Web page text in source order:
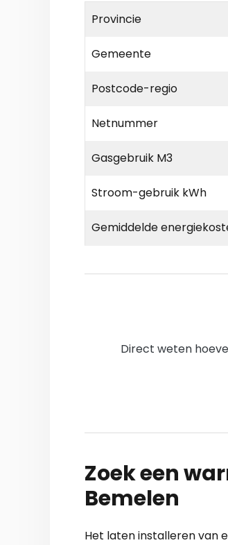
Provincie
Gemeente
Postcode-regio
Netnummer
Gasgebruik M3
Stroom-gebruik kWh
Gemiddelde
Direct weten
Zoek een
Bemelen
Het laten installeren van